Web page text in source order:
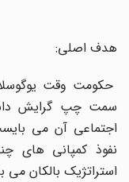
هدف اصلی:
حکومت وقت
سمت چپ گرایش
اجتماعی آن می
نفوذ کمپانی های
استراتژیک بالکان می